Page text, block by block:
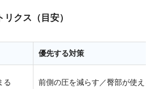
クス（目安）
優先する対策
る 前側の圧を減らす／臀部が使える